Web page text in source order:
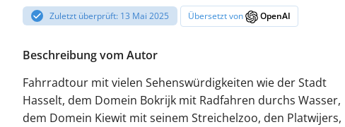
Zuletzt überprüft: 13 Mai 2025 Übersetzt von OpenAI
Beschreibung vom Autor
Fahrradtour mit vielen Sehenswürdigkeiten wie der Stadt
Hasselt, dem Domein Bokrijk mit Radfahren durchs Wasser,
dem Domein Kiewit mit seinem Streichelzoo, den Platwijers,